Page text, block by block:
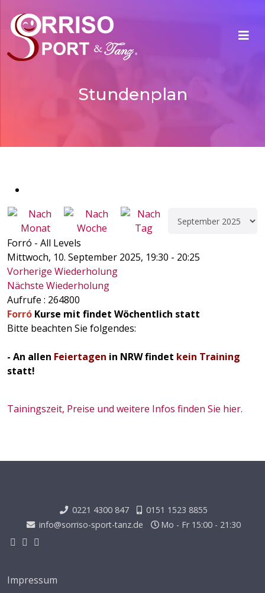
Stundenplan
Forró - All Levels
Mittwoch, 10. September 2025, 19:30 - 20:25
Vorherige Wiederholung
Nächste Wiederholung
Aufrufe : 264800
Forró Kurse mit findet Wöchentlich statt
Bitte beachten Sie folgendes:
- An allen Feiertagen in NRW findet kein Training
statt!
Tainingszeit, Preise und weitere Infos finden Sie hier.
0221 4300 847
0151 1523 8855
info@sorriso-sport-tanz.de
Mo - Fr 15:00 - 21:30
Impressum